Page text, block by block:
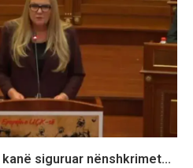
siguruar nënshkrimet...